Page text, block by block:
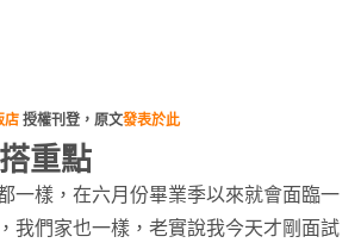
店 授權刊登，原文發表於此
重點
一樣，在六月份畢業季以來就會面臨一
我們家也一樣，老實說我今天才剛面試